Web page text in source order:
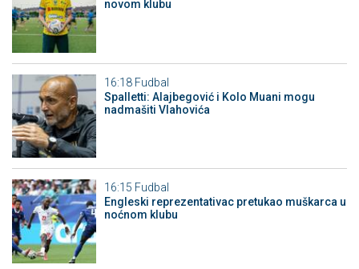
novom klubu
16:18 Fudbal
Spalletti: Alajbegović i Kolo Muani mogu
nadmašiti Vlahovića
16:15 Fudbal
Engleski reprezentativac pretukao muškarca u
noćnom klubu